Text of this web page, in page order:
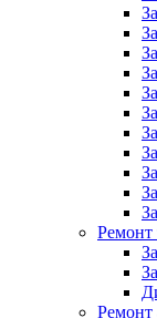
Ремонт
Ремонт